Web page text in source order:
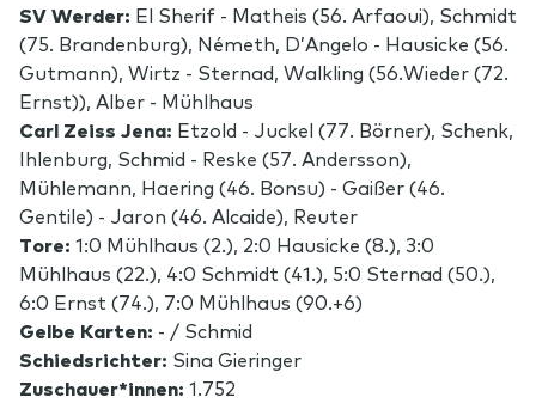
SV Werder: El Sherif - Matheis (56. Arfaoui), Schmidt
(75. Brandenburg), Németh, D’Angelo - Hausicke (56.
Gutmann), Wirtz - Sternad, Walkling (56.Wieder (72.
Ernst)), Alber - Mühlhaus
Carl Zeiss Jena: Etzold - Juckel (77. Börner), Schenk,
Ihlenburg, Schmid - Reske (57. Andersson),
Mühlemann, Haering (46. Bonsu) - Gaißer (46.
Gentile) - Jaron (46. Alcaide), Reuter
Tore: 1:0 Mühlhaus (2.), 2:0 Hausicke (8.), 3:0
Mühlhaus (22.), 4:0 Schmidt (41.), 5:0 Sternad (50.),
6:0 Ernst (74.), 7:0 Mühlhaus (90.+6)
Gelbe Karten: - / Schmid
Schiedsrichter: Sina Gieringer
Zuschauer*innen: 1.752